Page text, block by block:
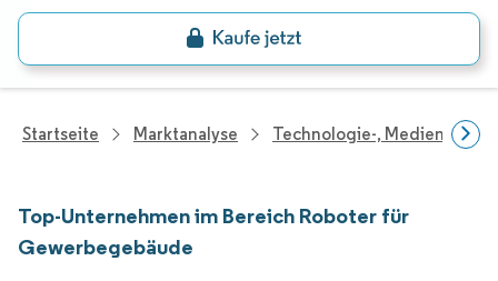
Startseite Marktanalyse Technologie-, Medien- Und
Top-Unternehmen im Bereich Roboter für
Gewerbegebäude